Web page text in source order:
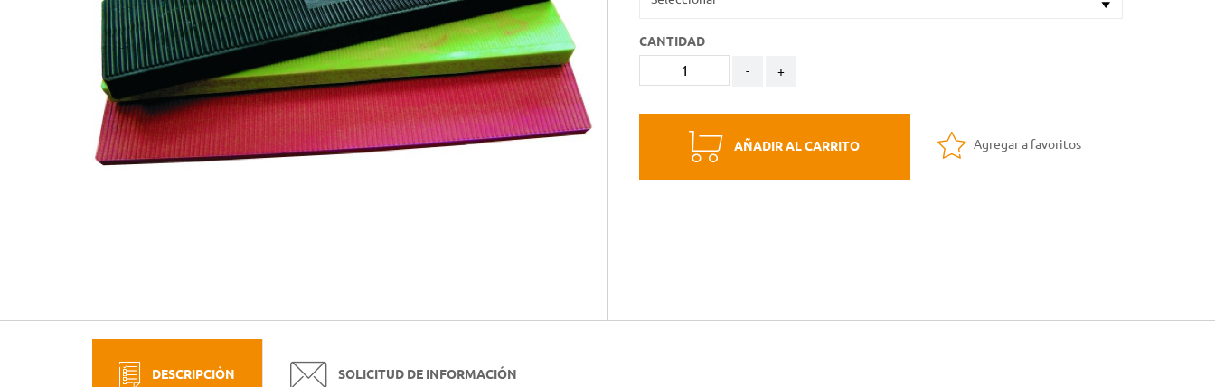
CANTIDAD
- +
AÑADIR AL CARRITO Agregar a favoritos
DESCRIPCIÒN SOLICITUD DE INFORMACIÓN